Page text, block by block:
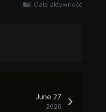
Cała aktywność
June 27
2026